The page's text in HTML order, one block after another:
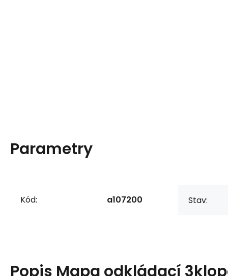
Parametry
Kód: a107200 Stav:
Popis Mapa odkládací